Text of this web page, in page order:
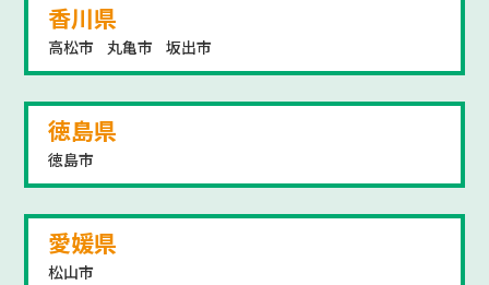
香川県
高松市 丸亀市 坂出市
徳島県
徳島市
愛媛県
松山市